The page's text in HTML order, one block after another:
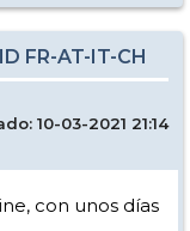
FR-AT-IT-CH
10-03-2021 21:14
con unos días